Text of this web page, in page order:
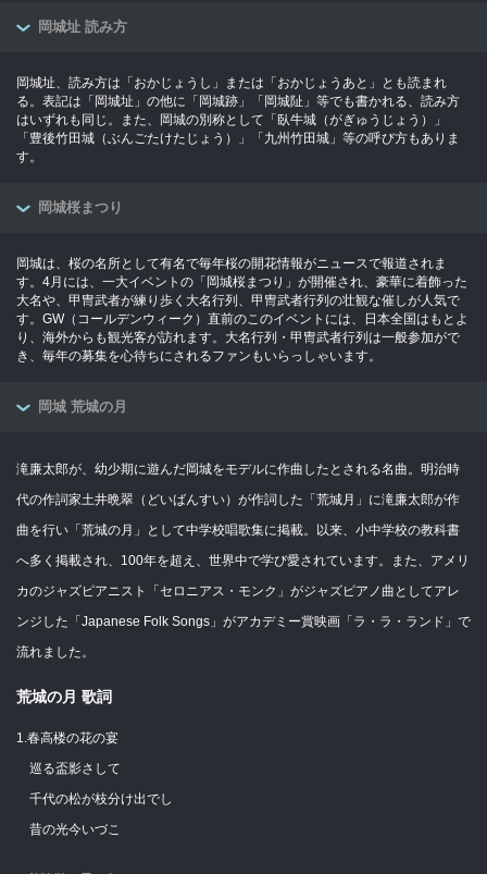
岡城址 読み方
岡城址、読み方は「おかじょうし」または「おかじょうあと」とも読まれ
る。表記は「岡城址」の他に「岡城跡」「岡城阯」等でも書かれる、読み方
はいずれも同じ。また、岡城の別称として「臥牛城（がぎゅうじょう）」
「豊後竹田城（ぶんごたけたじょう）」「九州竹田城」等の呼び方もありま
す。
岡城桜まつり
岡城は、桜の名所として有名で毎年桜の開花情報がニュースで報道されま
す。4月には、一大イベントの「岡城桜まつり」が開催され、豪華に着飾った
大名や、甲冑武者が練り歩く大名行列、甲冑武者行列の壮観な催しが人気で
す。GW（コールデンウィーク）直前のこのイベントには、日本全国はもとよ
り、海外からも観光客が訪れます。大名行列・甲冑武者行列は一般参加がで
き、毎年の募集を心待ちにされるファンもいらっしゃいます。
岡城 荒城の月
滝廉太郎が、幼少期に遊んだ岡城をモデルに作曲したとされる名曲。明治時
代の作詞家土井晩翠（どいばんすい）が作詞した「荒城月」に滝廉太郎が作
曲を行い「荒城の月」として中学校唱歌集に掲載。以来、小中学校の教科書
へ多く掲載され、100年を超え、世界中で学び愛されています。また、アメリ
カのジャズピアニスト「セロニアス・モンク」がジャズピアノ曲としてアレ
ンジした「Japanese Folk Songs」がアカデミー賞映画「ラ・ラ・ランド」で
流れました。
荒城の月 歌詞
1.春高楼の花の宴
巡る盃影さして
千代の松が枝分け出でし
昔の光今いづこ